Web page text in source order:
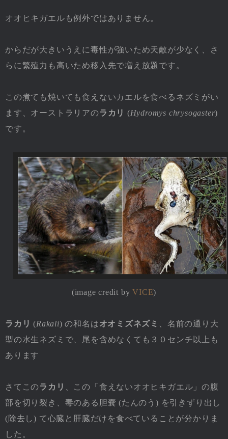
オオヒキガエルも例外ではありません。
からだが大きいうえに毒性が強いため天敵が少なく、さ
らに繁殖力も高いため移入先で増え放題です。
この煮ても焼いても食えないカエルを食べるネズミがい
ます、オーストラリアのラカリ (Hydromys chrysogaster)
です。
(image credit byVICE)
ラカリ (Rakali) の和名はオオミズネズミ
、名前の通り大
型の水生ネズミで、尾を含めなくても３０センチ以上も
あります
さてこのラカリ
、この「食えないオオヒキガエル」の腹
部を切り裂き、毒のある胆嚢 (たんのう) を引きずり出し
(除去し) て心臓と肝臓だけを食べていることが分かりま
した。